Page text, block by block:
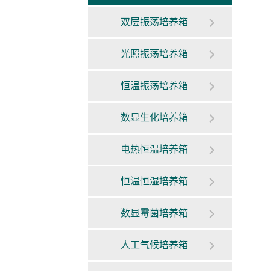
双层振荡培养箱
光照振荡培养箱
恒温振荡培养箱
数显生化培养箱
电热恒温培养箱
恒温恒湿培养箱
数显霉菌培养箱
人工气候培养箱